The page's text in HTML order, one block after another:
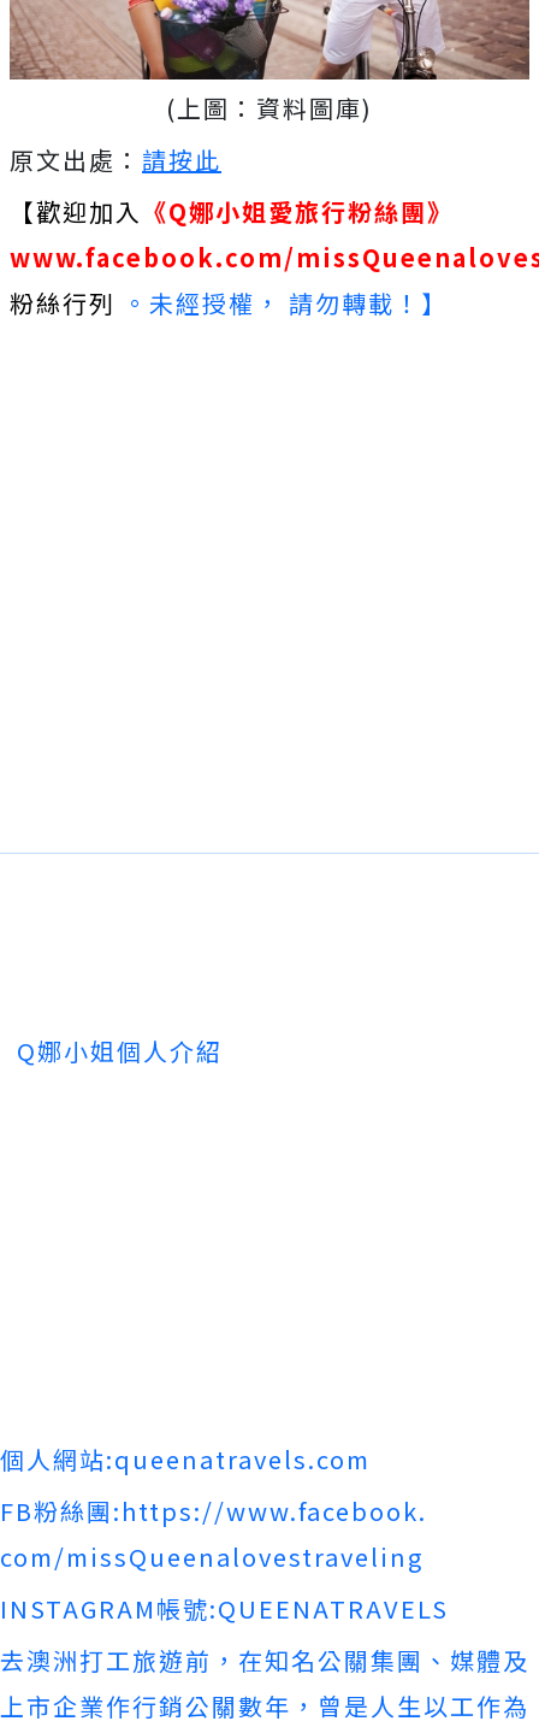
(上圖：資料圖庫)
原文出處： 請按此
【歡迎加入 《Q娜小姐愛旅行粉絲團》
www.facebook.com/
粉絲行列 。未經授權， 請勿轉載！】
Q娜小姐個人介紹
個人網站:queenatravels.com
FB粉絲團:https://www.facebook.
com/missQueenalovestraveling
INSTAGRAM帳號:QUEENATRAVELS
去澳洲打工旅遊前，在知名公關集團、 媒體及
上市企業作行銷公關數年，曾是人生以工作為